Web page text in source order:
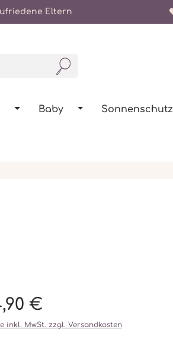
Eltern
Baby Sonnenschutz
€
inkl. MwSt. zzgl. Versandkosten